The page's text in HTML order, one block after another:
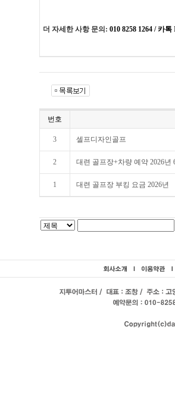
더 자세한 사항 문의: 010 8258 1264 / 카
번호
3 셀프디자인골프
2 대련 골프장+차량 예약 2026년
1 대련 골프장 부킹 요금 2026년